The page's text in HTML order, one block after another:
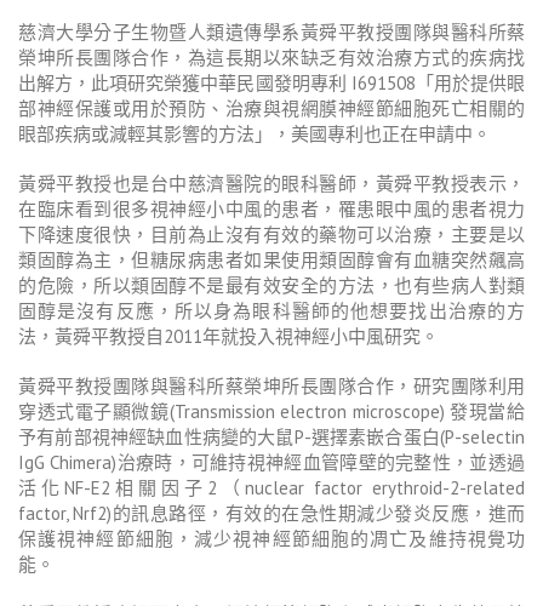
慈濟大學分子生物暨人類遺傳學系黃舜平教授團隊與醫科所蔡
榮坤所長團隊合作，為這長期以來缺乏有效治療方式的疾病找
出解方，此項研究榮獲中華民國發明專利 I691508「用於提供眼
部神經保護或用於預防、治療與視網膜神經節細胞死亡相關的
眼部疾病或減輕其影響的方法」，美國專利也正在申請中。
黃舜平教授也是台中慈濟醫院的眼科醫師，黃舜平教授表示，
在臨床看到很多視神經小中風的患者，罹患眼中風的患者視力
下降速度很快，目前為止沒有有效的藥物可以治療，主要是以
類固醇為主，但糖尿病患者如果使用類固醇會有血糖突然飆高
的危險，所以類固醇不是最有效安全的方法，也有些病人對類
固醇是沒有反應，所以身為眼科醫師的他想要找出治療的方
法，黃舜平教授自2011年就投入視神經小中風研究。
黃舜平教授團隊與醫科所蔡榮坤所長團隊合作，研究團隊利用
穿透式電子顯微鏡(Transmission electron microscope) 發現當給
予有前部視神經缺血性病變的大鼠P-選擇素嵌合蛋白(P-selectin
IgG Chimera)治療時，可維持視神經血管障壁的完整性，並透過
活化NF-E2相關因子2（nuclear factor erythroid-2-related
factor, Nrf2)的訊息路徑，有效的在急性期減少發炎反應，進而
保護視神經節細胞，減少視神經節細胞的凋亡及維持視覺功
能。